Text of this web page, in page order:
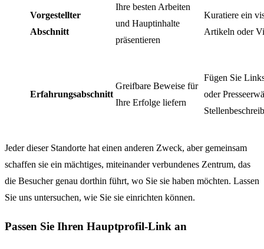
Vorgestellter
Abschnitt
Ihre besten Arbeiten
und Hauptinhalte
präsentieren
Kuratiere ein
Artikeln oder
Erfahrungsabschnitt
Greifbare Beweise für
Ihre Erfolge liefern
Fügen Sie
oder
Jeder dieser Standorte hat einen anderen Zweck, aber gemeinsam
schaffen sie ein mächtiges, miteinander verbundenes Zentrum, das
die Besucher genau dorthin führt, wo Sie sie haben möchten. Lassen
Sie uns untersuchen, wie Sie sie einrichten können.
Passen Sie Ihren Hauptprofil-Link an